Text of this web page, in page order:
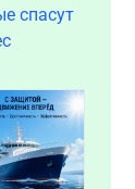
спасут